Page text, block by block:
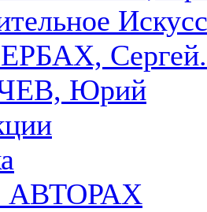
Сергей.
Юрий
АВТОРАХ